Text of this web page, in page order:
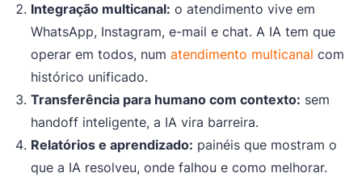
Integração multicanal: o atendimento vive em
WhatsApp, Instagram, e-mail e chat. A IA tem que
operar em todos, numatendimento multicanal com
histórico unificado.
Transferência para humano com contexto: sem
handoff inteligente, a IA vira barreira.
Relatórios e aprendizado: painéis que mostram o
que a IA resolveu, onde falhou e como melhorar.